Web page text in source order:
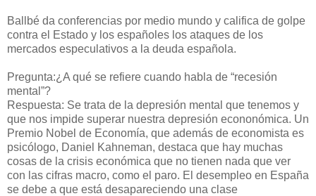
Ballbé da conferencias por medio mundo y califica de golpe
contra el Estado y los españoles los ataques de los
mercados especulativos a la deuda española.
Pregunta:¿A qué se refiere cuando habla de “recesión
mental”?
Respuesta: Se trata de la depresión mental que tenemos y
que nos impide superar nuestra depresión econonómica. Un
Premio Nobel de Economía, que además de economista es
psicólogo, Daniel Kahneman, destaca que hay muchas
cosas de la crisis económica que no tienen nada que ver
con las cifras macro, como el paro. El desempleo en España
se debe a que está desapareciendo una clase